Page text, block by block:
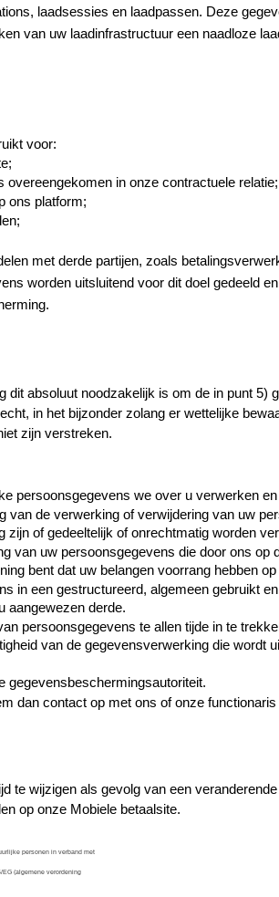
laadsessies en laadpassen. Deze
van uw laadinfrastructuur een naadloze
voor:
in onze contractuele relatie;
ons platform;
met derde partijen, zoals
worden uitsluitend voor dit doel gedeeld
absoluut noodzakelijk is om de in punt 5)
in het bijzonder zolang er wettelijke
zijn verstreken.
persoonsgegevens we over u verwerken
van de verwerking of verwijdering van uw
of gedeeltelijk of onrechtmatig worden
van uw persoonsgegevens die door ons op
bent dat uw belangen voorrang hebben
in een gestructureerd, algemeen gebruikt
aangewezen derde.
persoonsgegevens te allen tijde in te
van de gegevensverwerking die wordt
gegevensbeschermingsautoriteit.
dan contact op met ons of onze
te wijzigen als gevolg van een
op onze Mobiele betaalsite.
personen in verband met
(algemene verordening